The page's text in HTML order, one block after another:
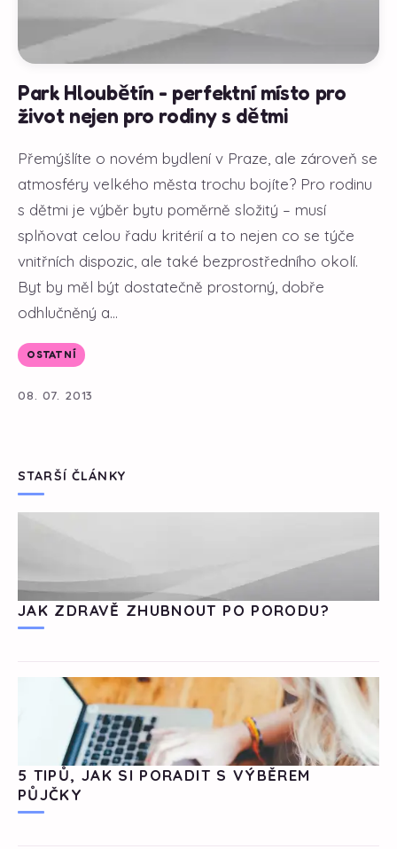
Park Hloubětín - perfektní místo pro
život nejen pro rodiny s dětmi
Přemýšlíte o novém bydlení v Praze, ale zároveň se
atmosféry velkého města trochu bojíte? Pro rodinu
s dětmi je výběr bytu poměrně složitý – musí
splňovat celou řadu kritérií a to nejen co se týče
vnitřních dispozic, ale také bezprostředního okolí.
Byt by měl být dostatečně prostorný, dobře
odhlučněný a...
OSTATNÍ
08. 07. 2013
STARŠÍ ČLÁNKY
JAK ZDRAVĚ ZHUBNOUT PO PORODU?
5 TIPŮ, JAK SI PORADIT S VÝBĚREM
PŮJČKY